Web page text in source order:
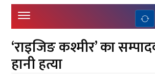
‘राइजिङ कश्मीर’ का
हानी हत्या